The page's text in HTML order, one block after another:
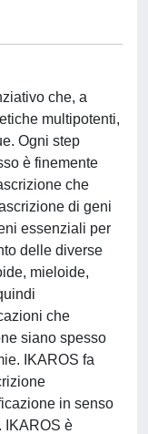
che, a
multipotenti,
Ogni step
è finemente
che
di geni
essenziali per
delle diverse
mieloide,
che
siano spesso
IKAROS fa
in senso
IKAROS è